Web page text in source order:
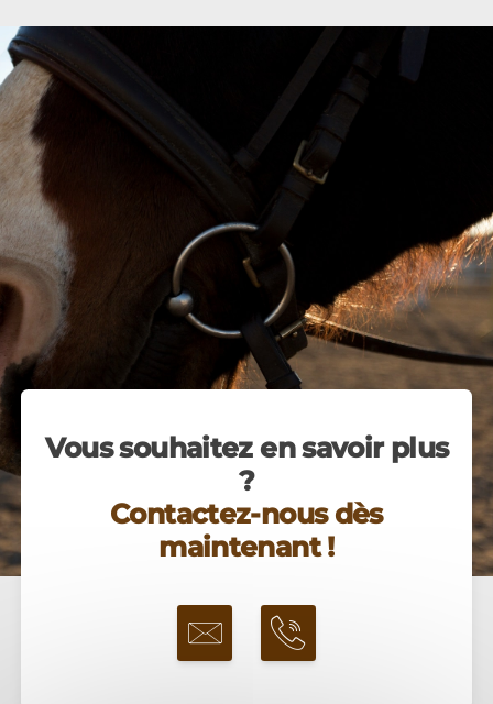
Vous souhaitez en savoir plus
?
Contactez-nous dès
maintenant !